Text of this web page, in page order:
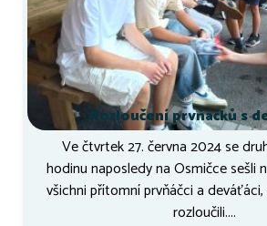
Rozloučení prvňáčků s
Ve čtvrtek 27. června 2024 se
hodinu naposledy na Osmičce sešli
všichni přítomní prvňáčci a
rozloučili....